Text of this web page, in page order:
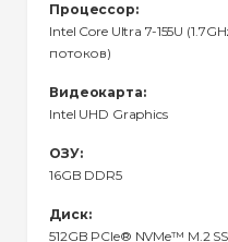
Процессор:
Intel Core Ultra 7-155U
потоков)
Видеокарта:
Intel UHD Graphics
ОЗУ:
16GB DDR5
Диск:
512GB PCIe® NVMe™ M.2